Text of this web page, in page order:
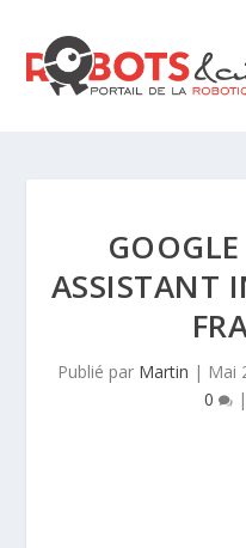
ASSISTANT
Publié par Martin | Mai
0
|